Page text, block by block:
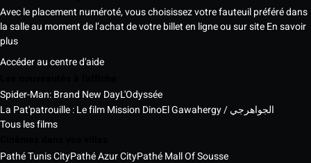
Avec le placement numéroté, vous choisissez votre fauteuil préféré dans
la salle au moment de l’achat de votre billet en ligne ou sur siteEn savoir
plus
Accéder au centre d'aide
Spider-Man: Brand New DayL'Odyssée
La Pat'patrouille : Le film Mission Dino
El Gawahergy / الجواهرجي
Tous les films
Pathé Tunis CityPathé Azur CityPathé Mall Of Sousse